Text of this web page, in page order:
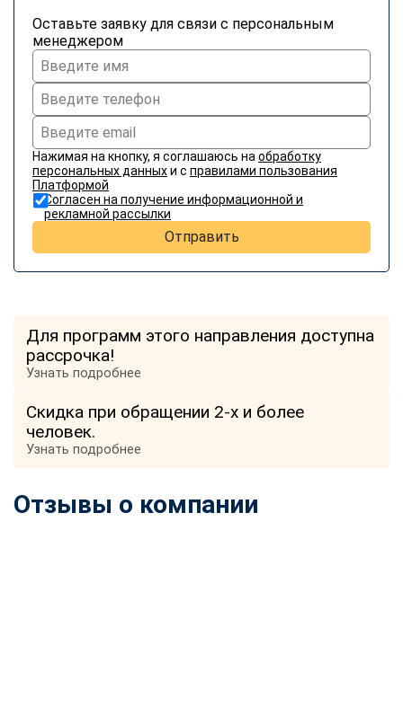
Оставьте заявку для связи с персональным
менеджером
Нажимая на кнопку, я соглашаюсь на обработку
персональных данныхи с правилами пользования
Платформой
Согласен на получение информационной и
рекламной рассылки
Отправить
Для программ этого направления доступна
рассрочка!
Узнать подробнее
Скидка при обращении 2-х и более
человек.
Узнать подробнее
Отзывы о компании